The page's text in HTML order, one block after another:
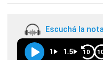
Escuchá la
1 1.5 10